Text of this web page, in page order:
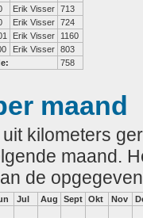
Erik Visser 713
Erik Visser 724
Erik Visser
1160
Erik Visser 803
758
maand
kilometers
maand.
de
Jul Aug Sept Okt Nov